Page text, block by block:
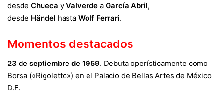
desde Chueca y Valverde a García Abril,
desde Händel hasta Wolf Ferrari.
Momentos destacados
23 de septiembre de 1959. Debuta operísticamente como
Borsa («Rigoletto») en el Palacio de Bellas Artes de México
D.F.